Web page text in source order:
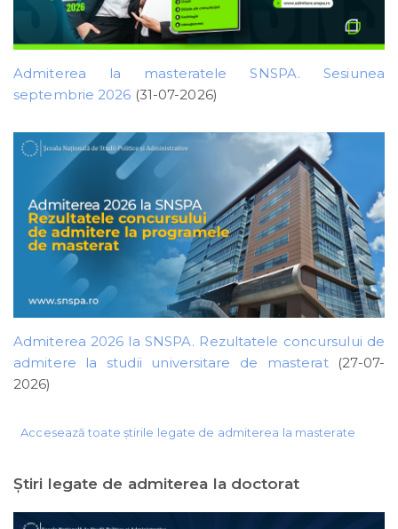
Admiterea la masteratele SNSPA. Sesiunea
septembrie 2026 (31-07-2026)
Admiterea 2026 la SNSPA. Rezultatele concursului de
admitere la studii universitare de masterat
(27-07-
2026)
Accesează toate știrile legate de admiterea la masterate
Ştiri legate de admiterea la doctorat